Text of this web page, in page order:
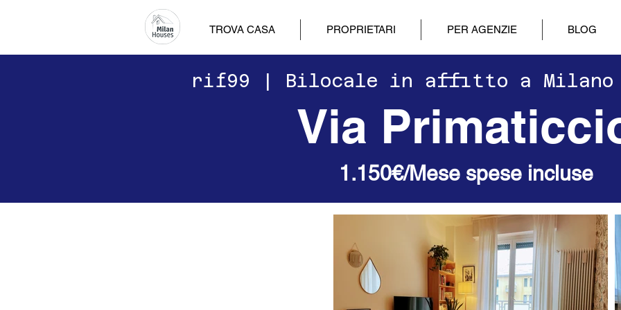
TROVA CASA PROPRIETARI PER AGENZIE BLOG
​​rif99 | Bilocale in affitto a Milano
Via
1.150€/Mese spese incluse